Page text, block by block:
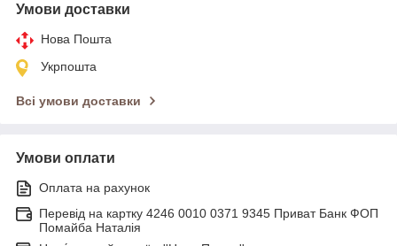
Умови доставки
Нова Пошта
Укрпошта
Всі умови доставки
Умови оплати
Оплата на рахунок
Перевід на картку 4246 0010 0371 9345 Приват Банк ФОП
Помайба Наталія